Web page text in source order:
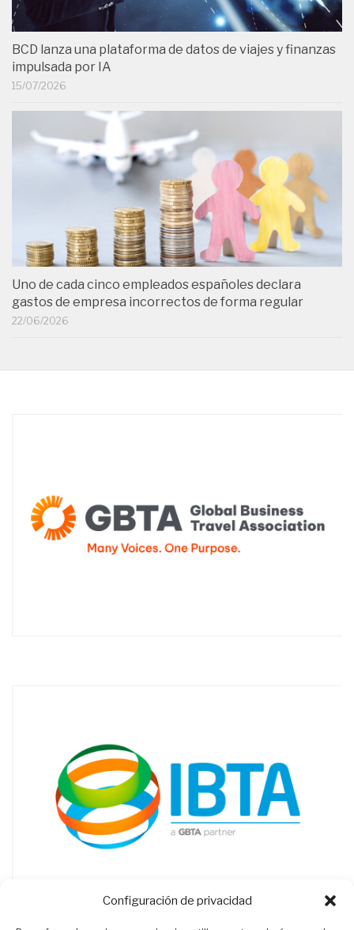
Configuración de privacidad
BCD lanza una plataforma de datos de viajes y finanzas
impulsada por IA
15/07/2026
Uno de cada cinco empleados españoles declara
gastos de empresa incorrectos de forma regular
22/06/2026